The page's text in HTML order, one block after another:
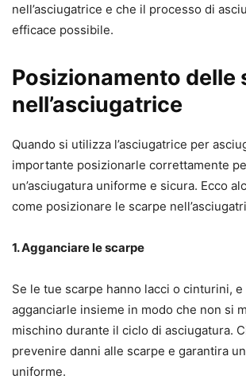
nell’asciugatrice e che il processo di
efficace possibile.
Posizionamento delle
nell’asciugatrice
Quando si utilizza l’asciugatrice per
importante posizionarle correttamente
un’asciugatura uniforme e sicura. Ecco
come posizionare le scarpe
1. Agganciare le scarpe
Se le tue scarpe hanno lacci o cinturini,
agganciarle insieme in modo che non si
mischino durante il ciclo di asciugatura.
prevenire danni alle scarpe e garantira
uniforme.